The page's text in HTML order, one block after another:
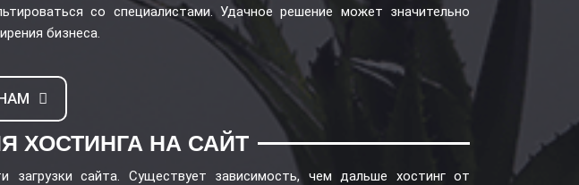
со специалистами. Удачное решение может значительно
бизнеса.
ХОСТИНГА НА САЙТ
сайта. Существует зависимость, чем дальше хостинг от